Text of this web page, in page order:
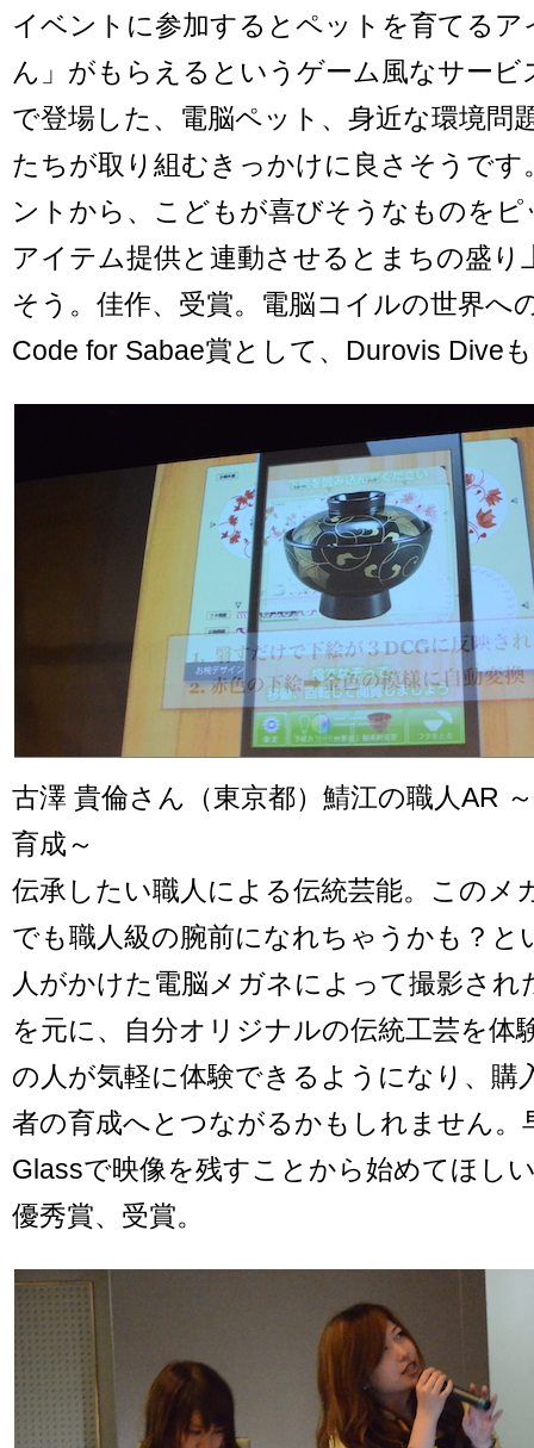
イベントに参加するとペットを育てるア
ん」がもらえるというゲーム風なサービ
で登場した、電脳ペット、身近な環境問
たちが取り組むきっかけに良さそうです
ントから、こどもが喜びそうなものを
アイテム提供と連動させるとまちの盛り
そう。佳作、受賞。電脳コイルの世界へ
Code for Sabae賞として、Durovis Dive
古澤 貴倫さん（東京都）鯖江の職人AR
育成～
伝承したい職人による伝統芸能。このメ
でも職人級の腕前になれちゃうかも？と
人がかけた電脳メガネによって撮影され
を元に、自分オリジナルの伝統工芸を体
の人が気軽に体験できるようになり、購
者の育成へとつながるかもしれません。
Glassで映像を残すことから始めてほし
優秀賞、受賞。